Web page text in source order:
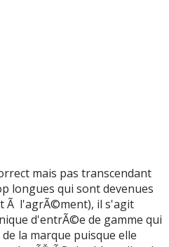
mais pas transcendant
longues qui sont devenues
Ã l'agrÃ©ment), il s'agit
d'entrÃ©e de gamme qui
la marque puisque elle